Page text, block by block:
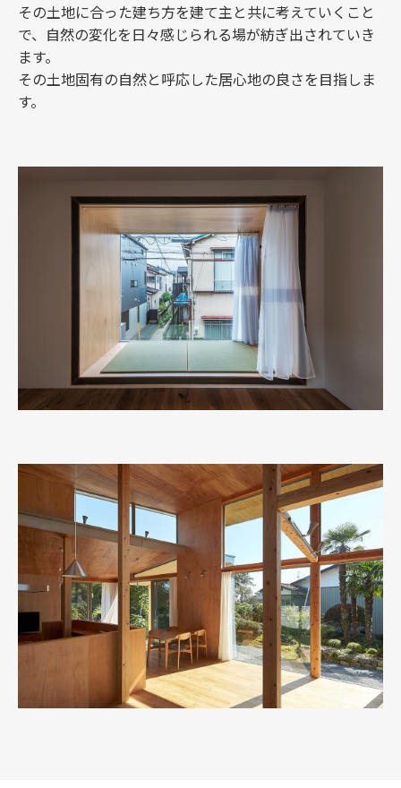
その土地に合った建ち方を建て主と共に考えていくこと
で、自然の変化を日々感じられる場が紡ぎ出されていき
ます。
その土地固有の自然と呼応した居心地の良さを目指しま
す。